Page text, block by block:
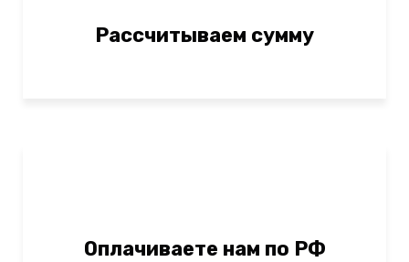
Рассчитываем сумму
Оплачиваете нам по РФ